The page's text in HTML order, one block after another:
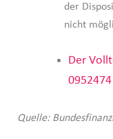
der
nicht
Der
Quelle: